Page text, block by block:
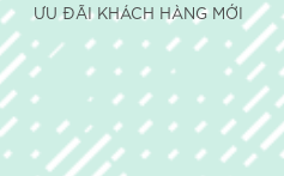
ƯU ĐÃI KHÁCH HÀNG MỚI